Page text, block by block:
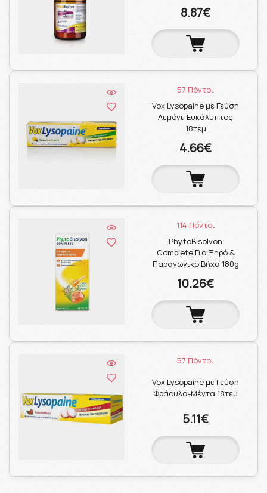
8.87€
57 Πόντοι
Vox Lysopaine με Γεύση
Λεμόνι-Ευκάλυπτος
18τεμ
4.66€
114 Πόντοι
PhytoBisolvon
Complete Για Ξηρό &
Παραγωγικό Βήχα 180g
10.26€
57 Πόντοι
Vox Lysopaine με Γεύση
Φράουλα-Μέντα 18τεμ
5.11€